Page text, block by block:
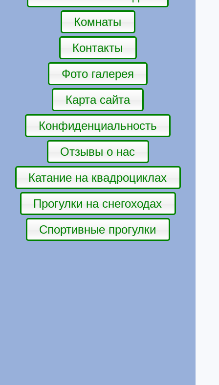
Комнаты
Контакты
Фото галерея
Карта сайта
Конфиденциальность
Отзывы о нас
Катание на квадроциклах
Прогулки на снегоходах
Спортивные прогулки